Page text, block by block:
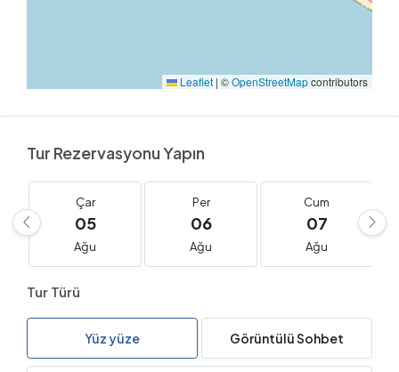
Leaflet | ©OpenStreetMapcontributors
Tur Rezervasyonu Yapın
Çar
05
Ağu
Per
06
Ağu
Cum
07
Ağu
Tur Türü
Yüz yüze Görüntülü Sohbet